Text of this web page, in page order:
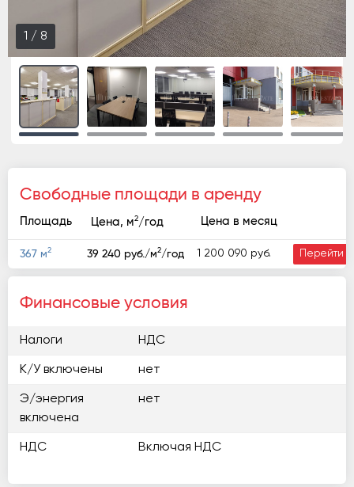
1 / 8
Свободные площади в аренду
Площадь Цена, м2/год Цена в месяц
367 м2 39 240 руб./м2/год 1 200 090 руб. Перейти
Финансовые условия
Налоги НДС
К/У включены нет
Э/энергия
включена
нет
НДС Включая НДС